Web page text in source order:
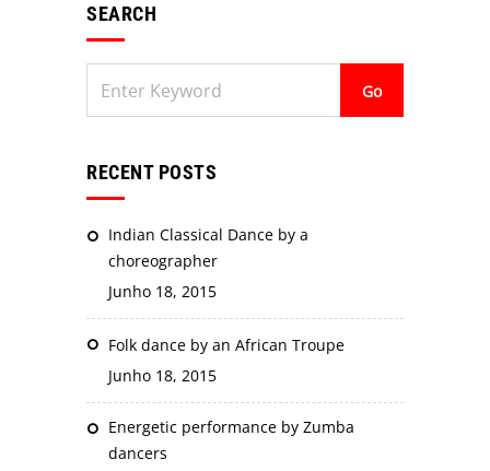
SEARCH
RECENT POSTS
Indian Classical Dance by a
choreographer
Junho 18, 2015
Folk dance by an African Troupe
Junho 18, 2015
Energetic performance by Zumba
dancers